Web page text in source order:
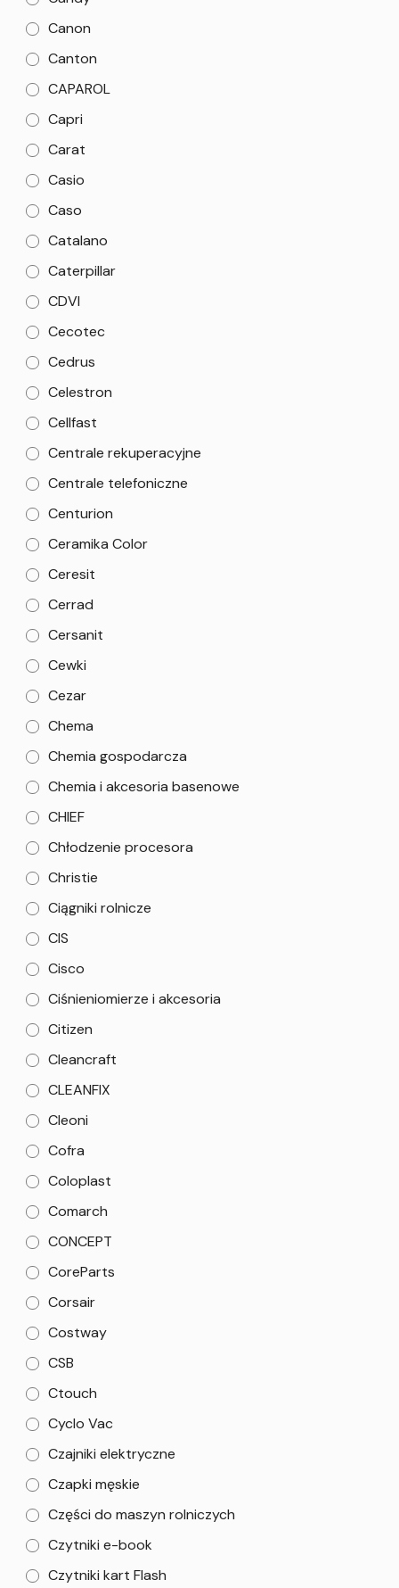
Canon
Canton
CAPAROL
Capri
Carat
Casio
Caso
Catalano
Caterpillar
CDVI
Cecotec
Cedrus
Celestron
Cellfast
Centrale rekuperacyjne
Centrale telefoniczne
Centurion
Ceramika Color
Ceresit
Cerrad
Cersanit
Cewki
Cezar
Chema
Chemia gospodarcza
Chemia i akcesoria basenowe
CHIEF
Chłodzenie procesora
Christie
Ciągniki rolnicze
CIS
Cisco
Ciśnieniomierze i akcesoria
Citizen
Cleancraft
CLEANFIX
Cleoni
Cofra
Coloplast
Comarch
CONCEPT
CoreParts
Corsair
Costway
CSB
Ctouch
Cyclo Vac
Czajniki elektryczne
Czapki męskie
Części do maszyn rolniczych
Czytniki e-book
Czytniki kart Flash